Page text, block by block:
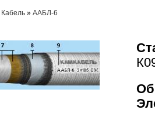
Кабель» ААБЛ-6